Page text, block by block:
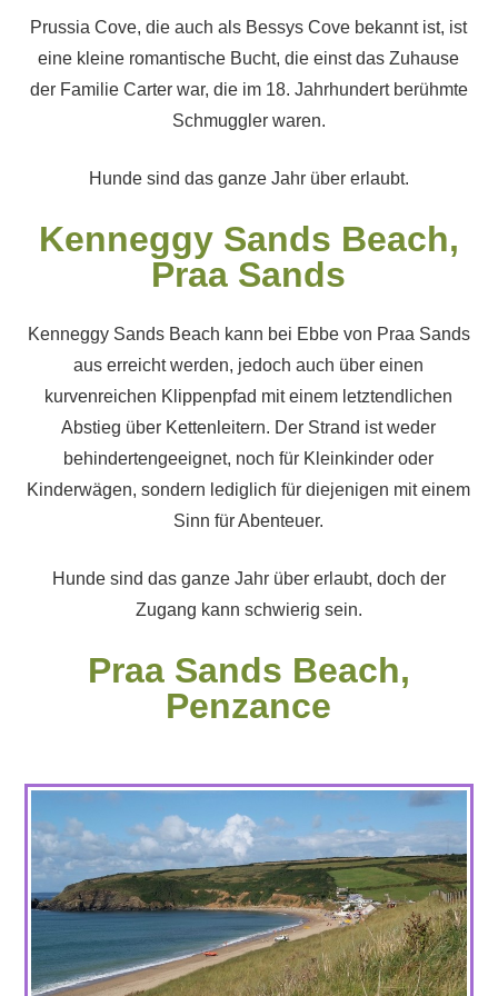
Prussia Cove, die auch als Bessys Cove bekannt ist, ist
eine kleine romantische Bucht, die einst das Zuhause
der Familie Carter war, die im 18. Jahrhundert berühmte
Schmuggler waren.
Hunde sind das ganze Jahr über erlaubt.
Kenneggy Sands Beach,
Praa Sands
Kenneggy Sands Beach kann bei Ebbe von Praa Sands
aus erreicht werden, jedoch auch über einen
kurvenreichen Klippenpfad mit einem letztendlichen
Abstieg über Kettenleitern. Der Strand ist weder
behindertengeeignet, noch für Kleinkinder oder
Kinderwägen, sondern lediglich für diejenigen mit einem
Sinn für Abenteuer.
Hunde sind das ganze Jahr über erlaubt, doch der
Zugang kann schwierig sein.
Praa Sands Beach,
Penzance